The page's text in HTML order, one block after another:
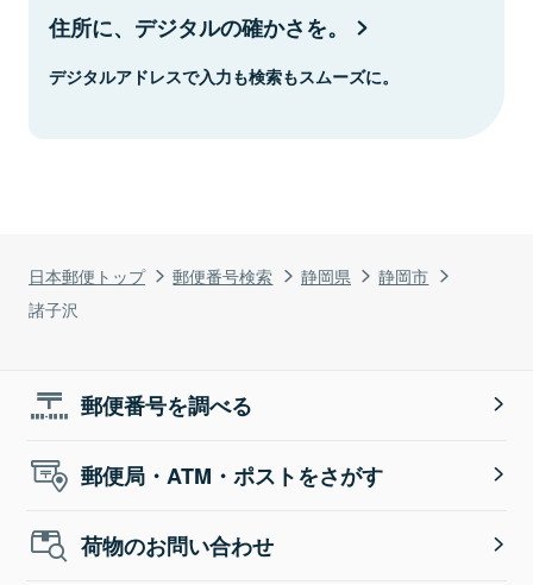
日本郵便トップ 郵便番号検索 静岡県
静岡市
諸子沢
住所に、デジタルの確かさを。
デジタルアドレスで入力も検索もスムーズに。
郵便番号を調べる
郵便局・ATM・ポストをさがす
荷物のお問い合わせ